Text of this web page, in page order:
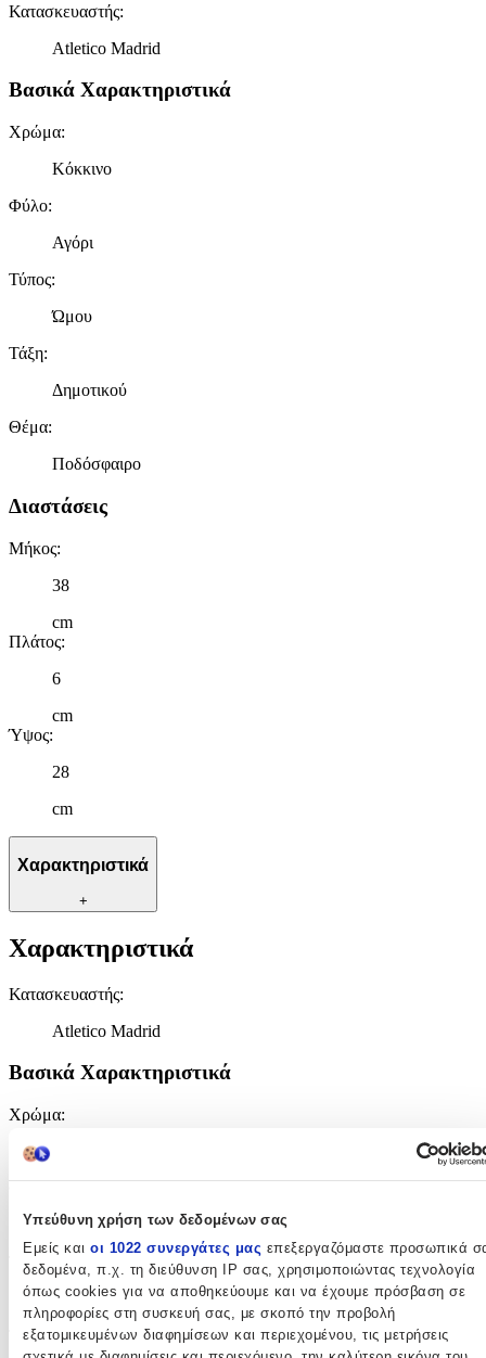
Υπεύθυνη χρήση των δεδομένων σας
Εμείς και οι 1022 συνεργάτες μας επεξεργαζόμαστε προσωπικά
δεδομένα, π.χ. τη διεύθυνση IP σας, χρησιμοποιώντας τεχνολογία
όπως cookies για να αποθηκεύουμε και να έχουμε πρόσβαση σε
πληροφορίες στη συσκευή σας, με σκοπό την προβολή
εξατομικευμένων διαφημίσεων και περιεχομένου, τις μετρήσεις
Κατασκευαστής:
Atletico Madrid
Βασικά Χαρακτηριστικά
Χρώμα:
Κόκκινο
Φύλο:
Αγόρι
Τύπος:
Ώμου
Τάξη:
Δημοτικού
Θέμα:
Ποδόσφαιρο
Διαστάσεις
Μήκος:
38
cm
Πλάτος:
6
cm
Ύψος:
28
cm
Χαρακτηριστικά
+
Χαρακτηριστικά
Κατασκευαστής:
Atletico Madrid
Βασικά Χαρακτηριστικά
Χρώμα:
Αγόρι
Τύπος
Ώμου
Τάξη: